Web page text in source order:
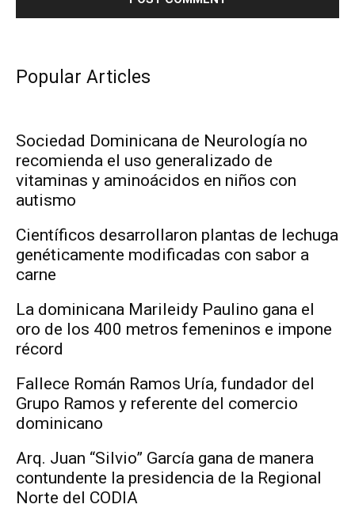
Popular Articles
Sociedad Dominicana de Neurología no
recomienda el uso generalizado de
vitaminas y aminoácidos en niños con
autismo
Científicos desarrollaron plantas de lechuga
genéticamente modificadas con sabor a
carne
La dominicana Marileidy Paulino gana el
oro de los 400 metros femeninos e impone
récord
Fallece Román Ramos Uría, fundador del
Grupo Ramos y referente del comercio
dominicano
Arq. Juan “Silvio” García gana de manera
contundente la presidencia de la Regional
Norte del CODIA